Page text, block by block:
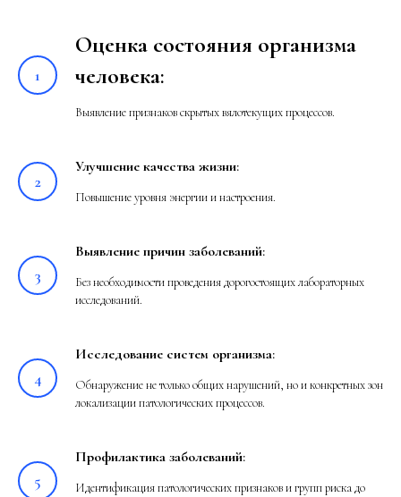
Оценка состояния организма
человека:
Выявление признаков скрытых вялотекущих процессов.
Улучшение качества жизни:
Повышение уровня энергии и настроения.
Выявление причин заболеваний:
Без необходимости проведения дорогостоящих лабораторных
исследований.
Исследование систем организма:
Обнаружение не только общих нарушений, но и конкретных зон
локализации патологических процессов.
Профилактика заболеваний:
Идентификация патологических признаков и групп риска до